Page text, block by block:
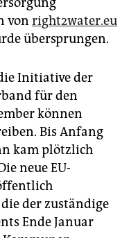
von right2water.eu
übersprungen.
Initiative der
für den
können
Bis Anfang
kam plötzlich
neue EU-
der zuständige
Ende Januar